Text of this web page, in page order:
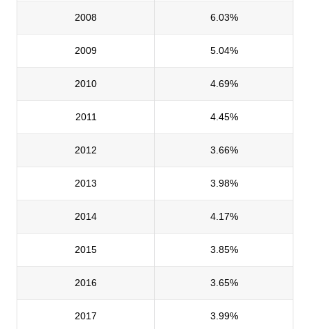
2008 6.03%
2009 5.04%
2010 4.69%
2011 4.45%
2012 3.66%
2013 3.98%
2014 4.17%
2015 3.85%
2016 3.65%
2017 3.99%